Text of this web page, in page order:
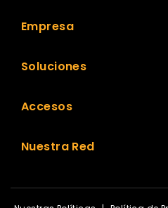
Empresa
Soluciones
Accesos
Nuestra Red